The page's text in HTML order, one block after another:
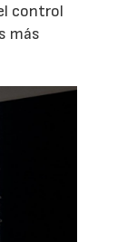
control
más